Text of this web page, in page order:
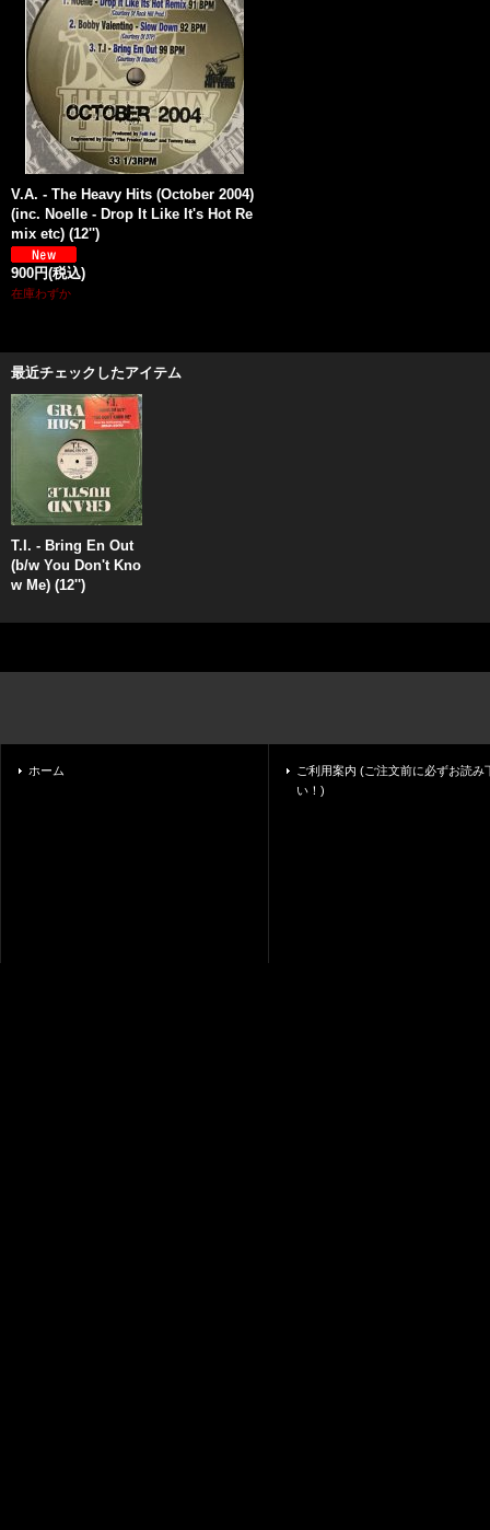
V.A. - The Heavy Hits (October 2004)
(inc. Noelle - Drop It Like It's Hot Re
mix etc) (12'')
900円(税込)
在庫わずか
最近チェックしたアイテム
T.I. - Bring En Out
(b/w You Don't Kno
w Me) (12'')
ホーム
ご利用案内 (ご注文前に必ずお読み
い！)